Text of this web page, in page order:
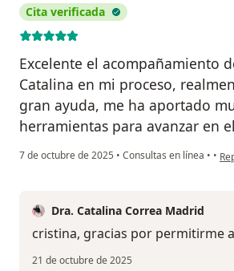
Cita verificada
Excelente el acompañamiento
Catalina en mi proceso,
gran ayuda, me ha aportado
herramientas para avanzar en
7 de octubre de 2025 • Consultas en línea • • en
Dra. Catalina Correa Madrid
cristina, gracias por permitirme
21 de octubre de 2025